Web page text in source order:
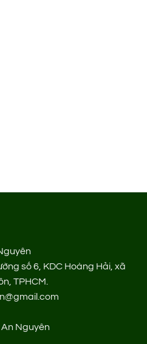
số 6, KDC Hoàng Hải, xã
TPHCM.
Nguyên